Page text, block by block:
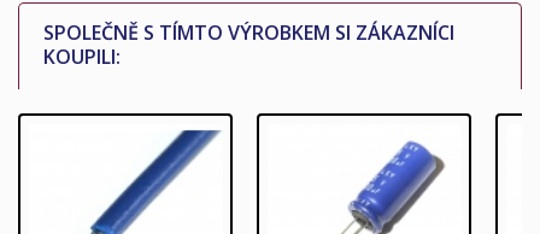
SPOLEČNĚ S TÍMTO VÝROBKEM SI ZÁKAZNÍCI
KOUPILI: